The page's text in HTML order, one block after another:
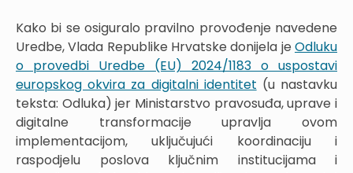
Kako bi se osiguralo pravilno provođenje navedene
Uredbe, Vlada Republike Hrvatske donijela je Odluku
o provedbi Uredbe (EU) 2024/1183 o uspostavi
europskog okvira za digitalni identitet (u nastavku
teksta: Odluka) jer Ministarstvo pravosuđa, uprave i
digitalne transformacije upravlja ovom
implementacijom, uključujući koordinaciju i
raspodjelu poslova ključnim institucijama i